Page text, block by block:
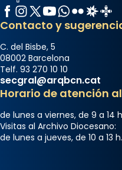
Facebook
Instagram
X / Twitter
YouTube
WhatsApp
FlickrRadio
Contacto y
C. del Bisbe, 5
08002 Barcelona
Telf. 93 270 10 10
secgral@arqbcn.cat
Horario de atención
de lunes a viernes, de 9 a 14
Visitas al Archivo Diocesano:
de lunes a jueves, de 10 a 13 h.